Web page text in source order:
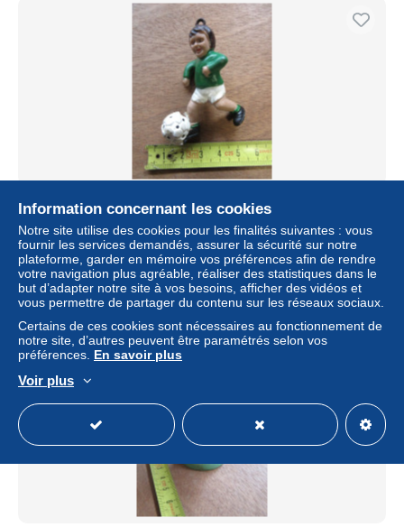
lade 13 - voetballer, vaak aangeduid als een "Sport Billy"
figuur gemaakt door Schleich
± 1,16 $US
Statut Particulier
Information concernant les cookies
Notre site utilise des cookies pour les finalités suivantes : vous
fournir les services demandés, assurer la sécurité sur notre
plateforme, garder en mémoire vos préférences afin de rendre
votre navigation plus agréable, réaliser des statistiques dans le
but d’adapter notre site à vos besoins, afficher des vidéos et
vous permettre de partager du contenu sur les réseaux sociaux.
Certains de ces cookies sont nécessaires au fonctionnement de
notre site, d’autres peuvent être paramétrés selon vos
préférences. En savoir plus
Voir plus